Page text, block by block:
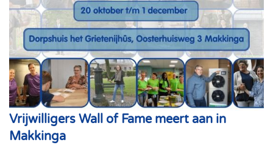
Vrijwilligers Wall of Fame meert aan in
Makkinga